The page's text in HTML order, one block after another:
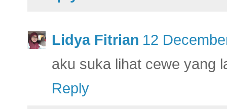
Lidya Fitrian 12
aku suka lihat cewe yang
Reply